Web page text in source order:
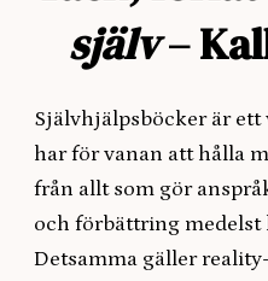
själv–
Självhjälpsböcker är ett
har för vanan att hålla
från allt som gör
och förbättring medelst
Detsamma gäller